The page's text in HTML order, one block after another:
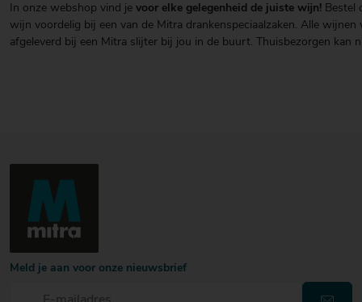
In onze webshop vind je voor elke gelegenheid de juiste wijn! Bestel
wijn voordelig bij een van de Mitra drankenspeciaalzaken. Alle wijnen
afgeleverd bij een Mitra slijter bij jou in de buurt. Thuisbezorgen kan
Meld je aan voor onze nieuwsbrief